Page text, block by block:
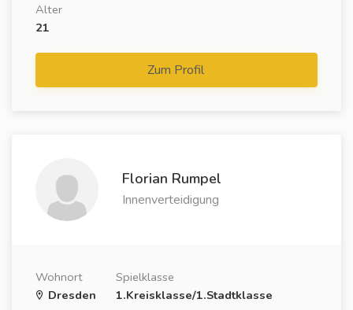
Alter
21
Zum Profil
Florian Rumpel
Innenverteidigung
Wohnort
Dresden
Spielklasse
1.Kreisklasse/1.Stadtklasse